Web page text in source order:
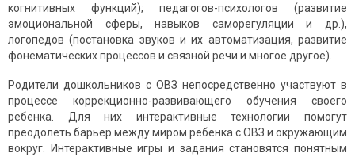
когнитивных функций); педагогов-психологов (развитие
эмоциональной сферы, навыков саморегуляции и др.),
логопедов (постановка звуков и их автоматизация, развитие
фонематических процессов и связной речи и многое другое).
Родители дошкольников с ОВЗ непосредственно участвуют в
процессе коррекционно-развивающего обучения своего
ребенка. Для них интерактивные технологии помогут
преодолеть барьер между миром ребенка с ОВЗ и окружающим
вокруг. Интерактивные игры и задания становятся понятным